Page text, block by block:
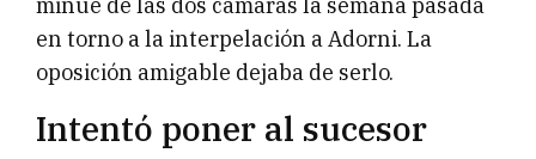
minué de las dos cámaras la semana pasada
en torno a la interpelación a Adorni. La
oposición amigable dejaba de serlo.
Intentó poner al sucesor